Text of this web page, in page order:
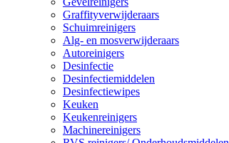
Graffityverwijderaars
Schuimreinigers
Alg- en mosverwijderaars
Autoreinigers
Desinfectie
Desinfectiemiddelen
Desinfectiewipes
Keuken
Keukenreinigers
Machinereinigers